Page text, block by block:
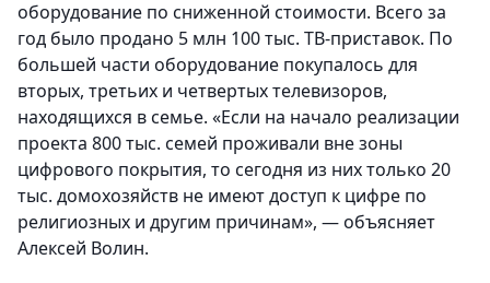
оборудование по сниженной стоимости. Всего за
год было продано 5 млн 100 тыс. ТВ-приставок. По
большей части оборудование покупалось для
вторых, третьих и четвертых телевизоров,
находящихся в семье. «Если на начало реализации
проекта 800 тыс. семей проживали вне зоны
цифрового покрытия, то сегодня из них только 20
тыс. домохозяйств не имеют доступ к цифре по
религиозных и другим причинам», — объясняет
Алексей Волин.